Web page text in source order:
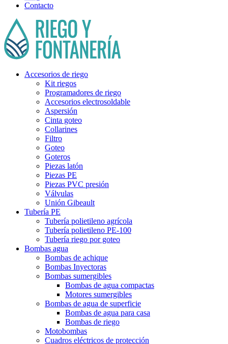
Contacto
Accesorios de riego
Kit riegos
Programadores de riego
Accesorios electrosoldable
Aspersión
Cinta goteo
Collarines
Filtro
Goteo
Goteros
Piezas latón
Piezas PE
Piezas PVC presión
Válvulas
Unión Gibeault
Tubería PE
Tubería polietileno agrícola
Tubería polietileno PE-100
Tubería riego por goteo
Bombas agua
Bombas de achique
Bombas Inyectoras
Bombas sumergibles
Bombas de agua compactas
Motores sumergibles
Bombas de agua de superficie
Bombas de agua para casa
Bombas de riego
Motobombas
Cuadros eléctricos de protección